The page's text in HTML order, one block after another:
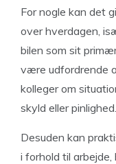
For nogle kan det
over hverdagen,
bilen som sit
være udfordrende
kolleger om
skyld eller pinlighed.
Desuden kan
i forhold til